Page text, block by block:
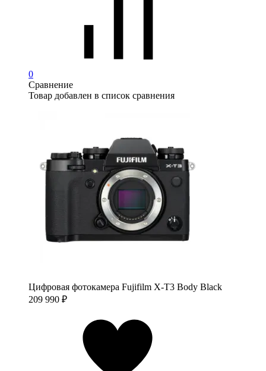
0
Сравнение
Товар добавлен в список сравнения
Цифровая фотокамера Fujifilm X-T3 Body Black
209 990 ₽